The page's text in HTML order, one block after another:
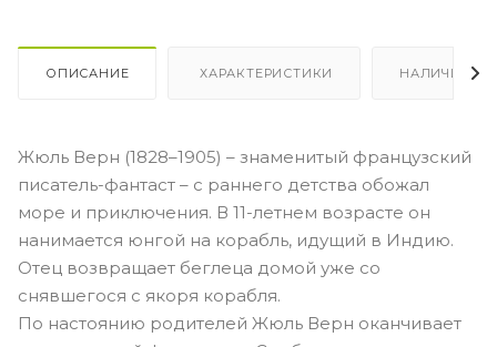
ОПИСАНИЕ ХАРАКТЕРИСТИКИ НАЛИЧИЕ
Жюль Верн (1828–1905) – знаменитый французский
писатель-фантаст – с раннего детства обожал
море и приключения. В 11-летнем возрасте он
нанимается юнгой на корабль, идущий в Индию.
Отец возвращает беглеца домой уже со
снявшегося с якоря корабля.
По настоянию родителей Жюль Верн оканчивает